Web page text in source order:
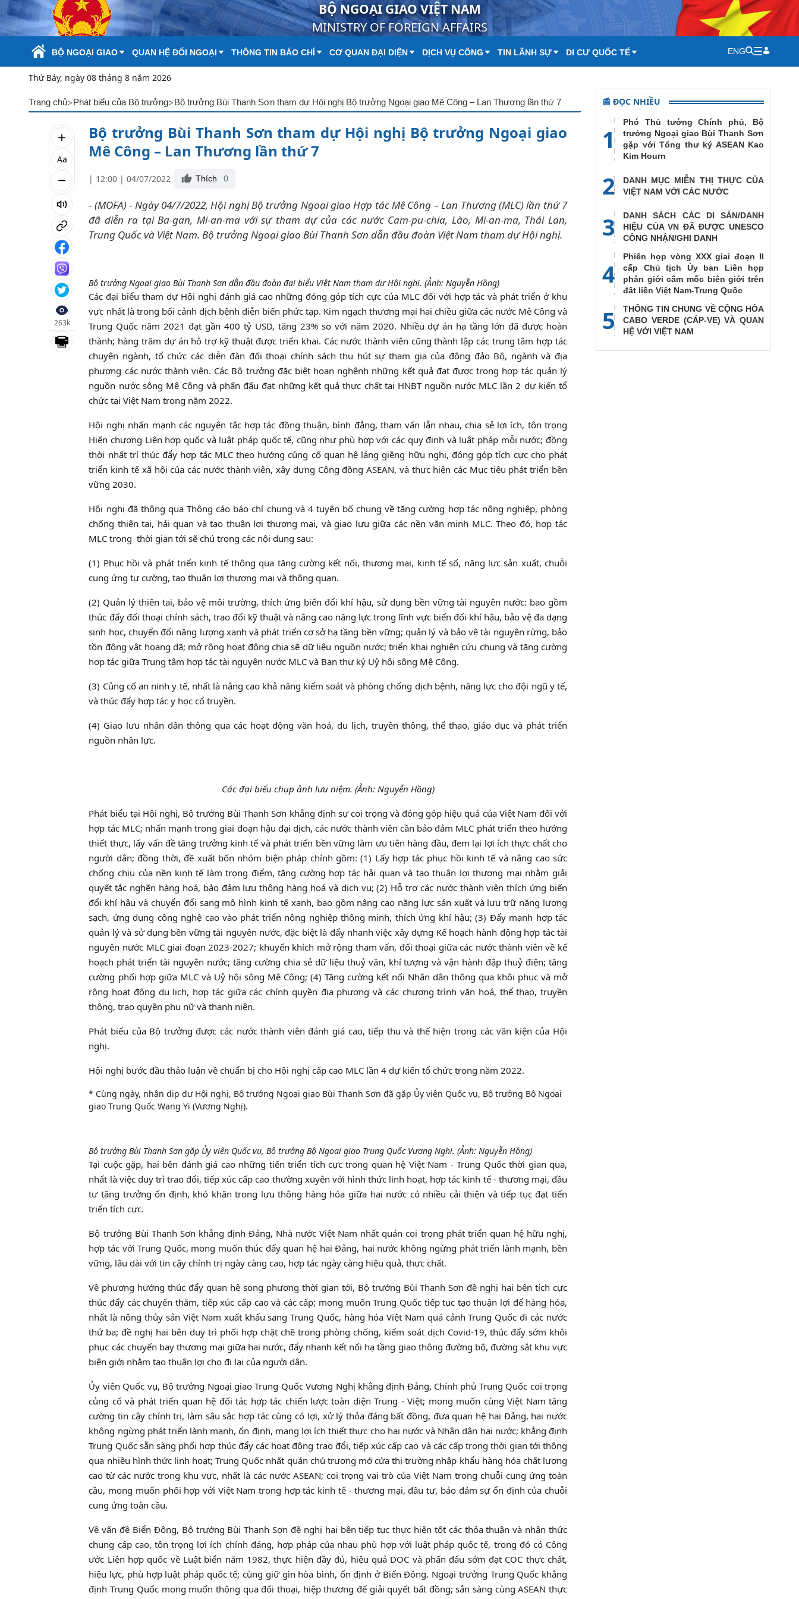
Skip to Main Content BỘ NGOẠI GIAO VIỆT NAM
MINISTRY OF FOREIGN AFFAIRS
BỘ NGOẠI GIAO QUAN HỆ ĐỐI NGOẠI THÔNG TIN BÁO CHÍ CƠ QUAN ĐẠI DIỆN DỊCH VỤ CÔNG TIN LÃNH SỰ DI CƯ QUỐC TẾ ENG
Thứ Bảy, ngày 08 tháng 8 năm 2026
Trang chủ>Phát biểu của Bộ trưởng>Bộ trưởng Bùi Thanh Sơn tham dự Hội nghị Bộ trưởng Ngoại giao Mê Công – Lan Thương lần thứ 7
Aa
263k
Bộ trưởng Bùi Thanh Sơn tham dự Hội nghị Bộ trưởng Ngoại giao
Mê Công – Lan Thương lần thứ 7
| 12:00 | 04/07/2022 Thích 0
- (MOFA) - Ngày 04/7/2022, Hội nghị Bộ trưởng Ngoại giao Hợp tác Mê Công – Lan Thương (MLC) lần thứ 7
đã diễn ra tại Ba-gan, Mi-an-ma với sự tham dự của các nước Cam-pu-chia, Lào, Mi-an-ma, Thái Lan,
Trung Quốc và Việt Nam. Bộ trưởng Ngoại giao Bùi Thanh Sơn dẫn đầu đoàn Việt Nam tham dự Hội nghị.
Bộ trưởng Ngoại giao Bùi Thanh Sơn dẫn đầu đoàn đại biểu Việt Nam tham dự Hội nghị. (Ảnh: Nguyễn Hồng)
Các đại biểu tham dự Hội nghị đánh giá cao những đóng góp tích cực của MLC đối với hợp tác và phát triển ở khu
vực nhất là trong bối cảnh dịch bệnh diễn biến phức tạp. Kim ngạch thương mại hai chiều giữa các nước Mê Công và
Trung Quốc năm 2021 đạt gần 400 tỷ USD, tăng 23% so với năm 2020. Nhiều dự án hạ tầng lớn đã được hoàn
thành; hàng trăm dự án hỗ trợ kỹ thuật được triển khai. Các nước thành viên cũng thành lập các trung tâm hợp tác
chuyên ngành, tổ chức các diễn đàn đối thoại chính sách thu hút sự tham gia của đông đảo Bộ, ngành và địa
phương các nước thành viên. Các Bộ trưởng đặc biệt hoan nghênh những kết quả đạt được trong hợp tác quản lý
nguồn nước sông Mê Công và phấn đấu đạt những kết quả thực chất tại HNBT nguồn nước MLC lần 2 dự kiến tổ
chức tại Việt Nam trong năm 2022.
Hội nghị nhấn mạnh các nguyên tắc hợp tác đồng thuận, bình đẳng, tham vấn lẫn nhau, chia sẻ lợi ích, tôn trọng
Hiến chương Liên hợp quốc và luật pháp quốc tế, cũng như phù hợp với các quy định và luật pháp mỗi nước; đồng
thời nhất trí thúc đẩy hợp tác MLC theo hướng củng cố quan hệ láng giềng hữu nghị, đóng góp tích cực cho phát
triển kinh tế xã hội của các nước thành viên, xây dựng Cộng đồng ASEAN, và thực hiện các Mục tiêu phát triển bền
vững 2030.
Hội nghị đã thông qua Thông cáo báo chí chung và 4 tuyên bố chung về tăng cường hợp tác nông nghiệp, phòng
chống thiên tai, hải quan và tạo thuận lợi thương mại, và giao lưu giữa các nền văn minh MLC. Theo đó, hợp tác
MLC trong thời gian tới sẽ chú trọng các nội dung sau:
(1) Phục hồi và phát triển kinh tế thông qua tăng cường kết nối, thương mại, kinh tế số, năng lực sản xuất, chuỗi
cung ứng tự cường, tạo thuận lợi thương mại và thông quan.
(2) Quản lý thiên tai, bảo vệ môi trường, thích ứng biến đổi khí hậu, sử dụng bền vững tài nguyên nước: bao gồm
thúc đẩy đối thoại chính sách, trao đổi kỹ thuật và nâng cao năng lực trong lĩnh vực biến đổi khí hậu, bảo vệ đa dạng
sinh học, chuyển đổi năng lượng xanh và phát triển cơ sở hạ tầng bền vững; quản lý và bảo vệ tài nguyên rừng, bảo
tồn động vật hoang dã; mở rộng hoạt động chia sẽ dữ liệu nguồn nước; triển khai nghiên cứu chung và tăng cường
hợp tác giữa Trung tâm hợp tác tài nguyên nước MLC và Ban thư ký Uỷ hội sông Mê Công.
(3) Củng cố an ninh y tế, nhất là nâng cao khả năng kiểm soát và phòng chống dịch bệnh, năng lực cho đội ngũ y tế,
và thúc đẩy hợp tác y học cổ truyền.
(4) Giao lưu nhân dân thông qua các hoạt động văn hoá, du lịch, truyền thông, thể thao, giáo dục và phát triển
nguồn nhân lực.
Các đại biểu chụp ảnh lưu niệm. (Ảnh: Nguyễn Hồng)
Phát biểu tại Hội nghị, Bộ trưởng Bùi Thanh Sơn khẳng định sự coi trọng và đóng góp hiệu quả của Việt Nam đối với
hợp tác MLC; nhấn mạnh trong giai đoạn hậu đại dịch, các nước thành viên cần bảo đảm MLC phát triển theo hướng
thiết thực, lấy vấn đề tăng trưởng kinh tế và phát triển bền vững làm ưu tiên hàng đầu, đem lại lợi ích thực chất cho
người dân; đồng thời, đề xuất bốn nhóm biện pháp chính gồm: (1) Lấy hợp tác phục hồi kinh tế và nâng cao sức
chống chịu của nền kinh tế làm trọng điểm, tăng cường hợp tác hải quan và tạo thuận lợi thương mại nhằm giải
quyết tắc nghẽn hàng hoá, bảo đảm lưu thông hàng hoá và dịch vụ; (2) Hỗ trợ các nước thành viên thích ứng biến
đổi khí hậu và chuyển đổi sang mô hình kinh tế xanh, bao gồm nâng cao năng lực sản xuất và lưu trữ năng lượng
sạch, ứng dụng công nghệ cao vào phát triển nông nghiệp thông minh, thích ứng khí hậu; (3) Đẩy mạnh hợp tác
quản lý và sử dụng bền vững tài nguyên nước, đặc biệt là đẩy nhanh việc xây dựng Kế hoạch hành động hợp tác tài
nguyên nước MLC giai đoạn 2023-2027; khuyến khích mở rộng tham vấn, đối thoại giữa các nước thành viên về kế
hoạch phát triển tài nguyên nước; tăng cường chia sẻ dữ liệu thuỷ văn, khí tượng và vận hành đập thuỷ điện; tăng
cường phối hợp giữa MLC và Uỷ hội sông Mê Công; (4) Tăng cường kết nối Nhân dân thông qua khôi phục và mở
rộng hoạt động du lịch, hợp tác giữa các chính quyền địa phương và các chương trình văn hoá, thể thao, truyền
thông, trao quyền phụ nữ và thanh niên.
Phát biểu của Bộ trưởng được các nước thành viên đánh giá cao, tiếp thu và thể hiện trong các văn kiện của Hội
nghị.
Hội nghị bước đầu thảo luận về chuẩn bị cho Hội nghị cấp cao MLC lần 4 dự kiến tổ chức trong năm 2022.
* Cùng ngày, nhân dịp dự Hội nghị, Bộ trưởng Ngoại giao Bùi Thanh Sơn đã gặp Ủy viên Quốc vụ, Bộ trưởng Bộ Ngoại
giao Trung Quốc Wang Yi (Vương Nghị).
Bộ trưởng Bùi Thanh Sơn gặp Ủy viên Quốc vụ, Bộ trưởng Bộ Ngoại giao Trung Quốc Vương Nghị. (Ảnh: Nguyễn Hồng)
Tại cuộc gặp, hai bên đánh giá cao những tiến triển tích cực trong quan hệ Việt Nam - Trung Quốc thời gian qua,
nhất là việc duy trì trao đổi, tiếp xúc cấp cao thường xuyên với hình thức linh hoạt, hợp tác kinh tế - thương mại, đầu
tư tăng trưởng ổn định, khó khăn trong lưu thông hàng hóa giữa hai nước có nhiều cải thiện và tiếp tục đạt tiến
triển tích cực.
Bộ trưởng Bùi Thanh Sơn khẳng định Đảng, Nhà nước Việt Nam nhất quán coi trọng phát triển quan hệ hữu nghị,
hợp tác với Trung Quốc, mong muốn thúc đẩy quan hệ hai Đảng, hai nước không ngừng phát triển lành mạnh, bền
vững, lâu dài với tin cậy chính trị ngày càng cao, hợp tác ngày càng hiệu quả, thực chất.
Về phương hướng thúc đẩy quan hệ song phương thời gian tới, Bộ trưởng Bùi Thanh Sơn đề nghị hai bên tích cực
thúc đẩy các chuyến thăm, tiếp xúc cấp cao và các cấp; mong muốn Trung Quốc tiếp tục tạo thuận lợi để hàng hóa,
nhất là nông thủy sản Việt Nam xuất khẩu sang Trung Quốc, hàng hóa Việt Nam quá cảnh Trung Quốc đi các nước
thứ ba; đề nghị hai bên duy trì phối hợp chặt chẽ trong phòng chống, kiểm soát dịch Covid-19, thúc đẩy sớm khôi
phục các chuyến bay thương mại giữa hai nước, đẩy nhanh kết nối hạ tầng giao thông đường bộ, đường sắt khu vực
biên giới nhằm tạo thuận lợi cho đi lại của người dân.
Ủy viên Quốc vụ, Bộ trưởng Ngoại giao Trung Quốc Vương Nghị khẳng định Đảng, Chính phủ Trung Quốc coi trọng
củng cố và phát triển quan hệ đối tác hợp tác chiến lược toàn diện Trung - Việt; mong muốn cùng Việt Nam tăng
cường tin cậy chính trị, làm sâu sắc hợp tác cùng có lợi, xử lý thỏa đáng bất đồng, đưa quan hệ hai Đảng, hai nước
không ngừng phát triển lành mạnh, ổn định, mang lợi ích thiết thực cho hai nước và Nhân dân hai nước; khẳng định
Trung Quốc sẵn sàng phối hợp thúc đẩy các hoạt động trao đổi, tiếp xúc cấp cao và các cấp trong thời gian tới thông
qua nhiều hình thức linh hoạt; Trung Quốc nhất quán chủ trương mở cửa thị trường nhập khẩu hàng hóa chất lượng
cao từ các nước trong khu vực, nhất là các nước ASEAN; coi trọng vai trò của Việt Nam trong chuỗi cung ứng toàn
cầu, mong muốn phối hợp với Việt Nam trong hợp tác kinh tế - thương mại, đầu tư, bảo đảm sự ổn định của chuỗi
cung ứng toàn cầu.
Về vấn đề Biển Đông, Bộ trưởng Bùi Thanh Sơn đề nghị hai bên tiếp tục thực hiện tốt các thỏa thuận và nhận thức
chung cấp cao, tôn trọng lợi ích chính đáng, hợp pháp của nhau phù hợp với luật pháp quốc tế, trong đó có Công
ước Liên hợp quốc về Luật biển năm 1982, thực hiện đầy đủ, hiệu quả DOC và phấn đấu sớm đạt COC thực chất,
hiệu lực, phù hợp luật pháp quốc tế; cùng giữ gìn hòa bình, ổn định ở Biển Đông. Ngoại trưởng Trung Quốc khẳng
định Trung Quốc mong muốn thông qua đối thoại, hiệp thương để giải quyết bất đồng; sẵn sàng cùng ASEAN thực
📰 ĐỌC NHIỀU
1
Phó Thủ tướng Chính phủ, Bộ
trưởng Ngoại giao Bùi Thanh Sơn
gặp với Tổng thư ký ASEAN Kao
Kim Hourn
2
DANH MỤC MIỄN THỊ THỰC CỦA
VIỆT NAM VỚI CÁC NƯỚC
3
DANH SÁCH CÁC DI SẢN/DANH
HIỆU CỦA VN ĐÃ ĐƯỢC UNESCO
CÔNG NHẬN/GHI DANH
4
Phiên họp vòng XXX giai đoạn II
cấp Chủ tịch Ủy ban Liên họp
phân giới cắm mốc biên giới trên
đất liền Việt Nam-Trung Quốc
5
THÔNG TIN CHUNG VỀ CỘNG HÒA
CABO VERDE (CÁP-VE) VÀ QUAN
HỆ VỚI VIỆT NAM